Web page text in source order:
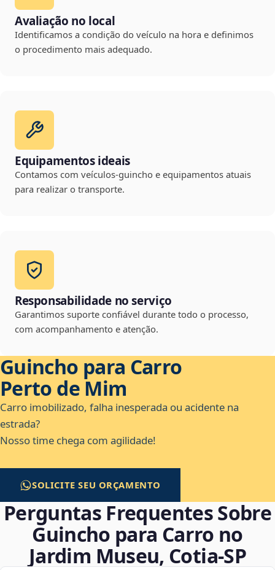
Avaliação no local
Identificamos a condição do veículo na hora e definimos
o procedimento mais adequado.
Equipamentos ideais
Contamos com veículos-guincho e equipamentos atuais
para realizar o transporte.
Responsabilidade no serviço
Garantimos suporte confiável durante todo o processo,
com acompanhamento e atenção.
Guincho para Carro
Perto de Mim
Carro imobilizado, falha inesperada ou acidente na
estrada?
Nosso time chega com agilidade!
SOLICITE SEU ORÇAMENTO
Perguntas Frequentes Sobre
Guincho para Carro no
Jardim Museu, Cotia‑SP